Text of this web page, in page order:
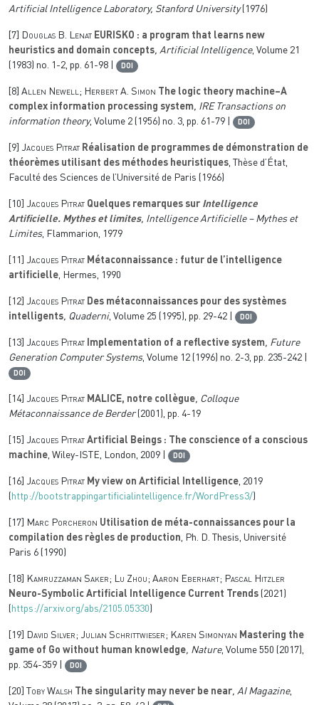
Artificial Intelligence Laboratory, Stanford University(1976)
[7] Douglas B. Lenat EURISKO : a program that learns new
heuristics and domain concepts, Artificial Intelligence, Volume 21
(1983) no. 1-2, pp. 61-98 |
DOI
[8] Allen Newell; Herbert A. Simon The logic theory machine–A
complex information processing system, IRE Transactions on
information theory, Volume 2 (1956) no. 3, pp. 61-79 | DOI
[9] Jacques Pitrat Réalisation de programmes de démonstration de
théorèmes utilisant des méthodes heuristiques, Thèse d’État,
Faculté des Sciences de l’Université de Paris (1966)
[10] Jacques Pitrat Quelques remarques sur Intelligence
Artificielle. Mythes et limites, Intelligence Artificielle – Mythes et
Limites, Flammarion, 1979
[11] Jacques Pitrat Métaconnaissance : futur de l’intelligence
artificielle, Hermes, 1990
[12] Jacques Pitrat Des métaconnaissances pour des systèmes
intelligents, Quaderni, Volume 25 (1995), pp. 29-42 | DOI
[13] Jacques Pitrat Implementation of a reflective system, Future
Generation Computer Systems, Volume 12 (1996) no. 2-3, pp. 235-242 |
DOI
[14] Jacques Pitrat MALICE, notre collègue, Colloque
Métaconnaissance de Berder(2001), pp. 4-19
[15] Jacques Pitrat Artificial Beings : The conscience of a conscious
machine, Wiley-ISTE, London, 2009 | DOI
[16] Jacques Pitrat My view on Artificial Intelligence, 2019
( http://bootstrappingartificialintelligence.fr/WordPress3/)
[17] Marc Porcheron Utilisation de méta-connaissances pour la
compilation des règles de production, Ph. D. Thesis, Université
Paris 6 (1990)
[18]
Kamruzzaman Saker; Lu Zhou; Aaron Eberhart; Pascal Hitzler
Neuro-Symbolic Artificial Intelligence Current Trends (2021)
( https://arxiv.org/abs/2105.05330)
[19] David Silver; Julian Schrittwieser; Karen Simonyan Mastering the
game of Go without human knowledge, Nature, Volume 550 (2017),
pp. 354-359 |
DOI
[20] Toby Walsh The singularity may never be near, AI Magazine,